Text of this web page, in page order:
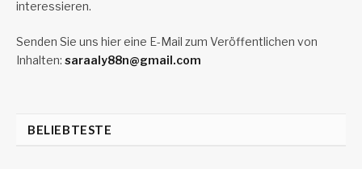
interessieren.
Senden Sie uns hier eine E-Mail zum Veröffentlichen von
Inhalten: saraaly88n@gmail.com
BELIEBTESTE